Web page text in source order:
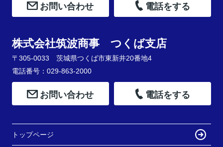
お問い合わせ 電話をする
株式会社筑波商事 つくば支店
〒305-0033 茨城県つくば市東新井20番地4
電話番号：029-863-2000
お問い合わせ 電話をする
トップページ